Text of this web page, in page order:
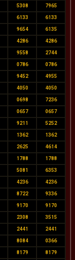
5308 7965
6133 6133
9654 6135
4286 4286
9558 2744
0786 0786
9452 4955
4050 4050
0698 7236
0657 0657
9211 5252
1362 1362
2625 4614
1788 1788
5081 6353
4236 4236
8722 9336
9170 9170
2308 3515
2441 2441
8084 0366
8179 8179